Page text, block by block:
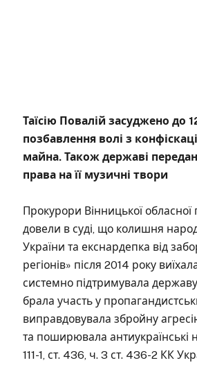
Таїсію Повалій засуджено до
позбавлення волі з
майна. Також державі
права на її музичні твори
Прокурори Вінницької обласної
довели в суді, що колишня
України та екснардепка від
регіонів» після 2014 року
системно підтримувала
брала участь у
виправдовувала збройну
та поширювала антиукраїнські
111-1, ст. 436, ч. 3 ст. 436-2 КК